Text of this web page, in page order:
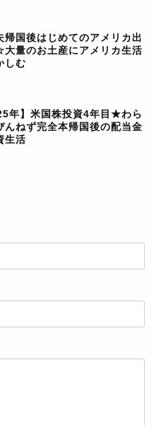
帰国後はじめてのアメリカ出
量のお土産にアメリカ生活
しむ
年】米国株投資4年目★わら
んねず完全本帰国後の配当金
生活
☆ごはんのレシ
旅のしおり・